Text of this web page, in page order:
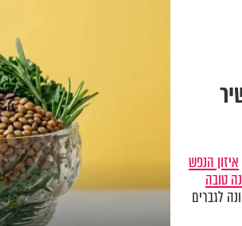
איזון הנפש
טובה
לגברים